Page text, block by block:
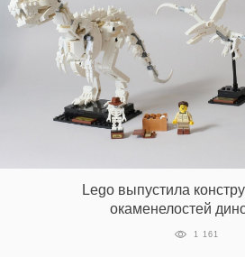
Lego выпустила
окаменелостей
1 161